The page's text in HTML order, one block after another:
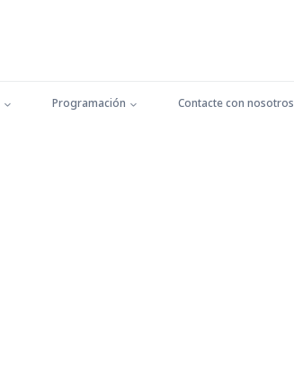
Programación Contacte con nosotros